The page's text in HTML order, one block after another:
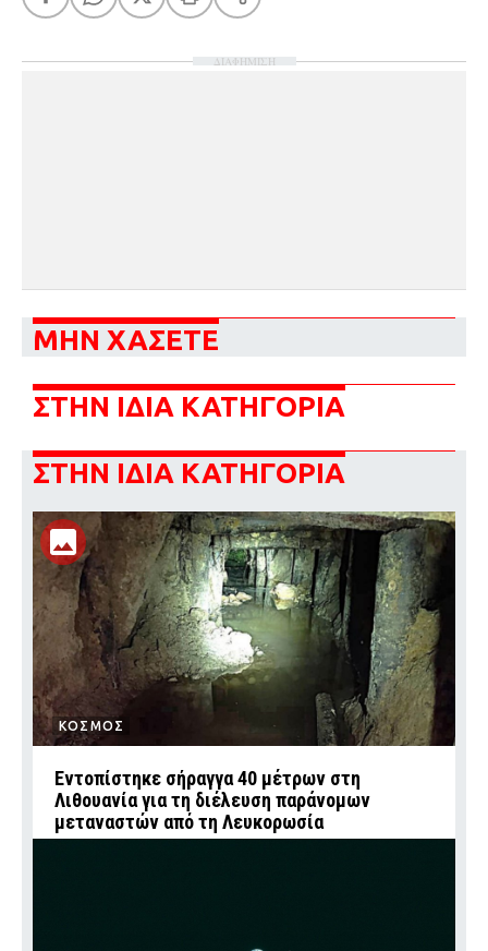
ΔΙΑΦΗΜΙΣΗ
ΜΗΝ ΧΑΣΕΤΕ
ΣΤΗΝ ΙΔΙΑ ΚΑΤΗΓΟΡΙΑ
ΣΤΗΝ ΙΔΙΑ ΚΑΤΗΓΟΡΙΑ
ΚΟΣΜΟΣ
Εντοπίστηκε σήραγγα 40 μέτρων στη
Λιθουανία για τη διέλευση παράνομων
μεταναστών από τη Λευκορωσία